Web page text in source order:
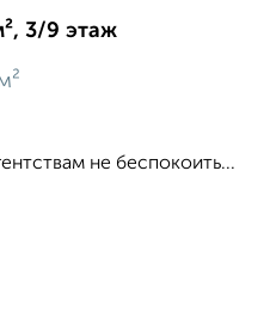
3/9 этаж
не беспокоить...